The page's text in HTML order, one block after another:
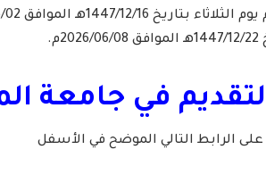
في جامعة
الرابط التالي الموضح في الأسفل